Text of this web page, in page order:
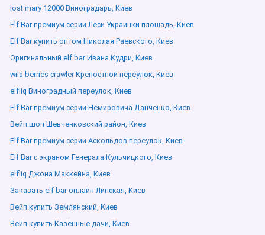
lost mary 12000 Виноградарь, Киев
Elf Bar премиум серии Леси Украинки площадь, Киев
Elf Bar купить оптом Николая Раевского, Киев
Оригинальный elf bar Ивана Кудри, Киев
wild berries crawler Крепостной переулок, Киев
elfliq Виноградный переулок, Киев
Elf Bar премиум серии Немировича-Данченко, Киев
Вейп шоп Шевченковский район, Киев
Elf Bar премиум серии Аскольдов переулок, Киев
Elf Bar с экраном Генерала Кульчицкого, Киев
elfliq Джона Маккейна, Киев
Заказать elf bar онлайн Липская, Киев
Вейп купить Землянский, Киев
Вейп купить Казённые дачи, Киев